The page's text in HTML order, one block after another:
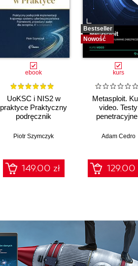
ebook
UoKSC i NIS2 w
praktyce Praktyczny
podręcznik
Krajowego Systemu
procedury, audyt dla
zarządów, IT i
compliance
Piotr Szymczyk
149.00 zł
Bestseller
Nowość
kurs
Metasploit.
video. Testy
zabezpieczeń
Adam Cedro
129.00